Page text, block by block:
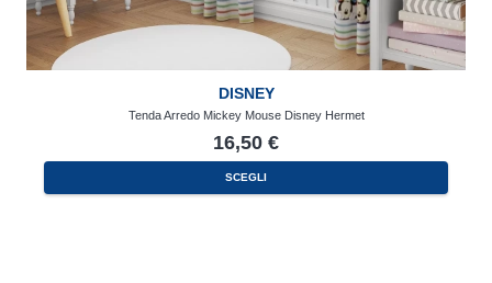
DISNEY
Tenda Arredo Mickey Mouse Disney Hermet
16,50 €
SCEGLI